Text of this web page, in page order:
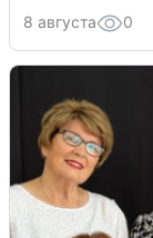
8 августа 0